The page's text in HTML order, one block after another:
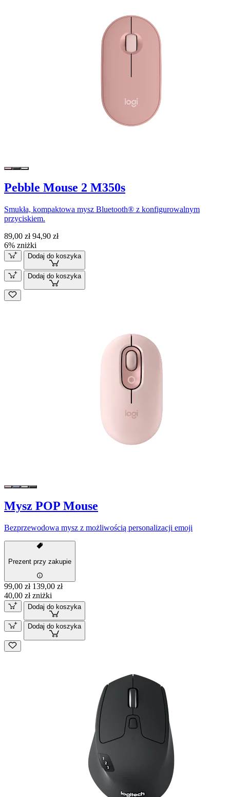
Pebble Mouse 2 M350s
Smukła, kompaktowa mysz Bluetooth® z konfigurowalnym
przyciskiem.
89,00 zł 94,90 zł
6% zniżki
Dodaj do koszyka
Dodaj do koszyka
Mysz POP Mouse
Bezprzewodowa mysz z możliwością personalizacji emoji
Prezent przy zakupie
99,00 zł 139,00 zł
40,00 zł zniżki
Dodaj do koszyka
Dodaj do koszyka